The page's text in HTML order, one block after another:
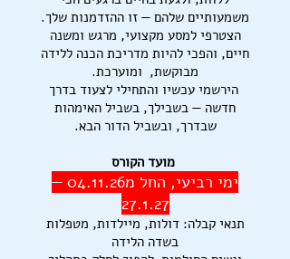
משמעותיים שלהם — זו ההזדמנות שלך.
הצטרפי למסע מקצועי, מרגש ומשנה
חיים, והפכי להיות מדריכת הכנה ללידה
מבוקשת, ומוערכת.
הירשמי עכשיו והתחילי לצעוד בדרך
חדשה — בשבילך, בשביל האימהות
שבדרך, ובשביל הדור הבא.
מועד הקורס
ימי רביעי, החל מ04.11.26 —
27.1.27
תנאי קבלה: דולות, מיילדות, מטפלות
בשדה הלידה